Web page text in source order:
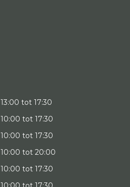
13:00 tot 17:30
10:00 tot 17:30
10:00 tot 17:30
10:00 tot 20:00
10:00 tot 17:30